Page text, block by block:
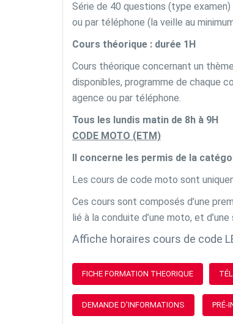
Série de 40 questions (type
ou par téléphone (la veille au
Cours théorique : durée 1H
Cours théorique concernant un
disponibles, programme de chaque
agence ou par téléphone.
Tous les lundis matin de 8h à 9H
CODE MOTO (ETM)
Il concerne les permis de la
Les cours de code moto sont
Ces cours sont composés d’une
lié à la conduite d’une moto, et
Affiche horaires cours de code
FICHE FORMATION THEORIQUE
DEMANDE D'INFORMATIONS PRÉ-